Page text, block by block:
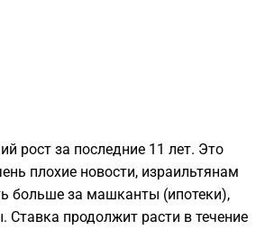
рост за последние 11 лет. Это
плохие новости, израильтянам
больше за машканты (ипотеки),
Ставка продолжит расти в течение